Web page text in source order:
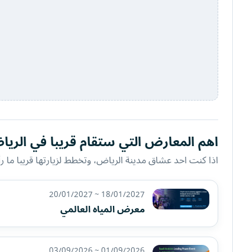
اهم المعارض التي ستقام قريبا في
اذا كنت احد عشاق مدينة الرياض، وتخطط لزيارتها قريبا
18/01/2027 ~ 20/01/2027
معرض المياه العالمي